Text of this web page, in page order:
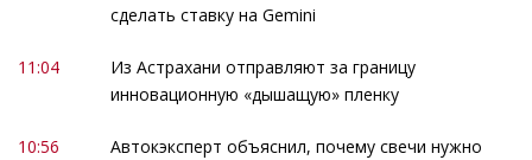
сделать ставку на Gemini
11:04
Из Астрахани отправляют за границу
инновационную «дышащую» пленку
10:56
Автокэксперт объяснил, почему свечи нужно